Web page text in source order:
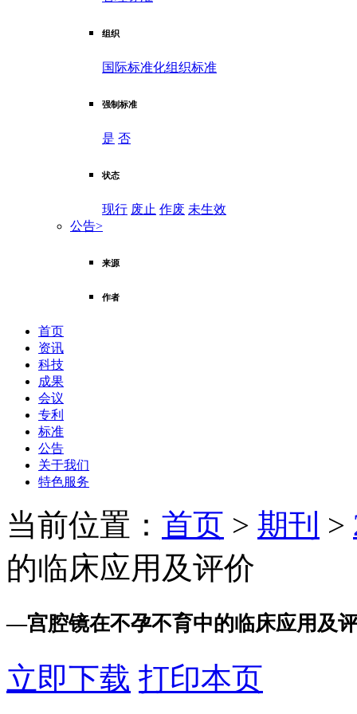
组织
国际标准化组织标准
强制标准
是 否
状态
现行 废止 作废 未生效
公告>
来源
作者
首页
资讯
科技
成果
会议
专利
标准
公告
关于我们
特色服务
当前位置： 首页 > 期刊 >
的临床应用及评价
—宫腔镜在不孕不育中的临床应用及
立即下载 打印本页